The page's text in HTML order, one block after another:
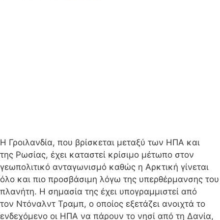
Η Γροιλανδία, που βρίσκεται μεταξύ των ΗΠΑ και
της Ρωσίας, έχει καταστεί κρίσιμο μέτωπο στον
γεωπολιτικό ανταγωνισμό καθώς η Αρκτική γίνεται
όλο και πιο προσβάσιμη λόγω της υπερθέρμανσης του
πλανήτη. Η σημασία της έχει υπογραμμιστεί από
τον Ντόναλντ Τραμπ, ο οποίος εξετάζει ανοιχτά το
ενδεχόμενο οι ΗΠΑ να πάρουν το νησί από τη Δανία,